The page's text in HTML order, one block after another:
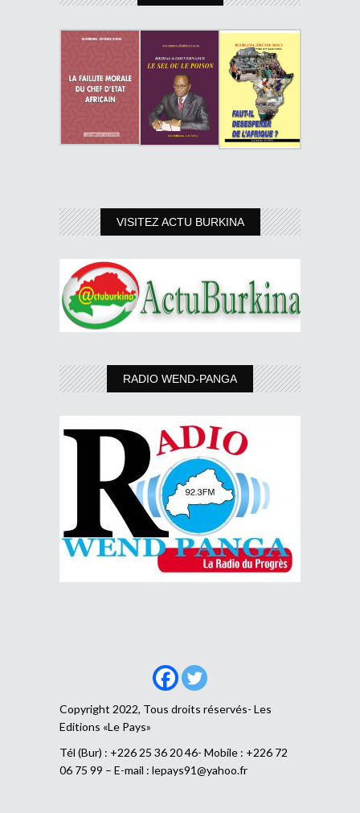
VISITEZ ACTU BURKINA
RADIO WEND-PANGA
Copyright 2022, Tous droits réservés- Les
Editions «Le Pays»
Tél (Bur) : +226 25 36 20 46- Mobile : +226 72
06 75 99 – E-mail : lepays91@yahoo.fr